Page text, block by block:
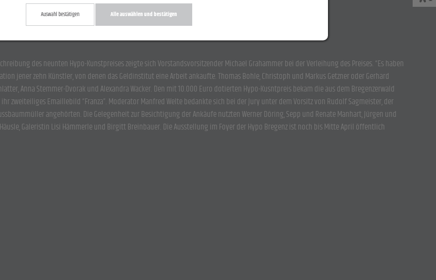
des neunten Hypo-Kunstpreises zeigte sich Vorstandsvorsitzender Michael Grahammer bei der Verleihung des Preises. “Es haben
jener zehn Künstler, von denen das Geldinstitut eine Arbeit ankaufte. Thomas Bohle, Christoph und Markus Getzner oder Gerhard
Anna Stemmer-Dvorak und Alexandra Wacker. Den mit 10.000 Euro dotierten Hypo-Kusntpreis bekam die aus dem Bregenzerwald
zweiteiliges Emaillebild “Franza”. Moderator Manfred Welte bedankte sich bei der Jury unter dem Vorsitz von Rudolf Sagmeister, der
angehörten. Die Gelegenheit zur Besichtigung der Ankäufe nutzten Werner Döring, Sepp und Renate Manhart, Jürgen und
Galeristin Lisi Hämmerle und Birgitt Breinbauer. Die Ausstellung im Foyer der Hypo Bregenz ist noch bis Mitte April öffentlich
Auswahl bestätigen Alle auswählen und bestätigen